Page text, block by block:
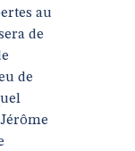
au
de
de